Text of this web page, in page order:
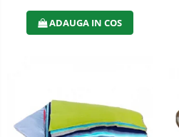
Manusi fibre speciale impregnate
Manusi nitril
Manusi piele
ADAUGA IN COS